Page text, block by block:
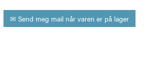
✉ Send meg mail når varen er på lager